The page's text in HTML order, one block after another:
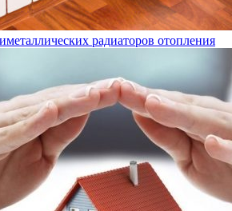
радиаторов отопления